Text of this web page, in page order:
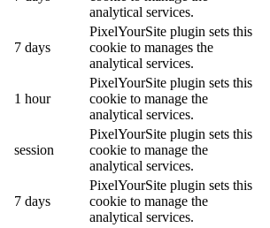
analytical services.
7 days
PixelYourSite plugin sets this
cookie to manages the
analytical services.
1 hour
PixelYourSite plugin sets this
cookie to manage the
analytical services.
session
PixelYourSite plugin sets this
cookie to manage the
analytical services.
7 days
PixelYourSite plugin sets this
cookie to manage the
analytical services.